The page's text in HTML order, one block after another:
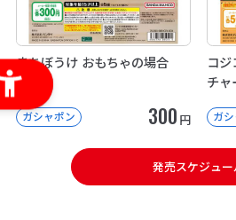
まちぼうけ おもちゃの場合
ガシャポン 300 円
コ
チャ
ガ
発売スケジュ